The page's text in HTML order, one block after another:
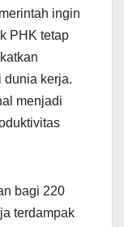
ingin
PHK tetap
dunia kerja.
menjadi
bagi 220
terdampak